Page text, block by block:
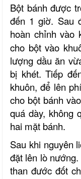
Bột bánh được
đến 1 giờ. Sau
hoàn chỉnh vào
cho bột vào
lượng dầu ăn
bị khét. Tiếp
khuôn, để lên
cho bột bánh
quá dày, không
hai mặt bánh.
Sau khi nguyên
đặt lên lò
than đước đốt